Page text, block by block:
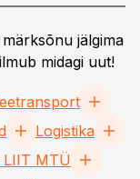
jälgima
midagi uut!
Logistika
LIIT MTÜ